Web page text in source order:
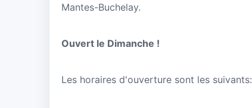
Mantes-Buchelay.
Ouvert le Dimanche !
Les horaires d'ouverture sont les suivants: